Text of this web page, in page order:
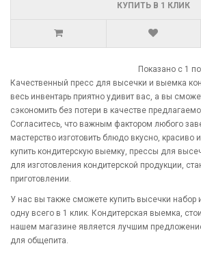
КУПИТЬ В 1 КЛИК
Показано с 1
Качественный пресс для высечки и выемка
весь инвентарь приятно удивит вас, а вы
сэкономить без потери в качестве
Согласитесь, что важным фактором любого
мастерство изготовить блюдо вкусно, красиво
купить кондитерскую выемку, прессы для
для изготовления кондитерской продукции,
приготовлении.
У нас вы также сможете купить высечки набор
одну всего в 1 клик. Кондитерская выемка,
нашем магазине является лучшим
для общепита.